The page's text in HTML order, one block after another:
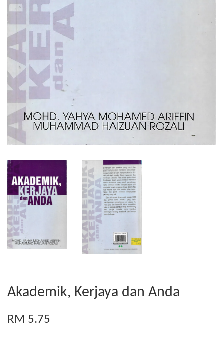
Akademik, Kerjaya dan Anda
RM 5.75